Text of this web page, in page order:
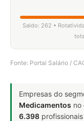
Saldo: 262 •
Fonte: Portal Salário /
Empresas do
Medicamentos no
6.398